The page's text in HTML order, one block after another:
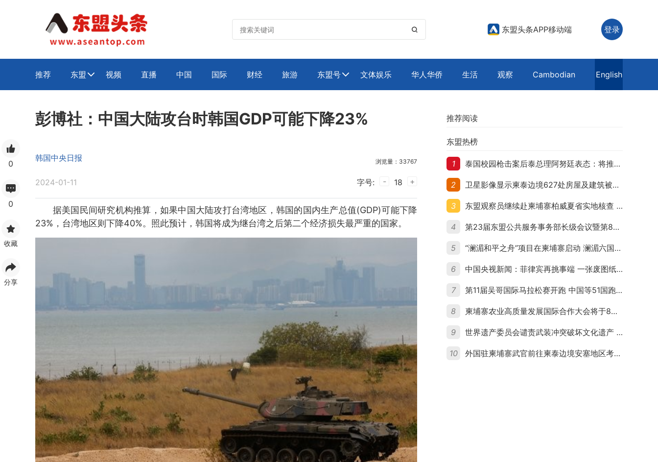
 东盟头条APP移动端 登录
推荐 东盟  视频 直播 中国 国际 财经 旅游 东盟号 文体娱乐 华人华侨 生活 观察 Cambodian English
0
0
收藏
分享
彭博社：中国大陆攻台时韩国GDP可能下降23%
韩国中央日报 浏览量：33767
2024-01-11 字号: - 18 +
据美国民间研究机构推算，如果中国大陆攻打台湾地区，韩国的国内生产总值(GDP)可能下降
23%，台湾地区则下降40%。照此预计，韩国将成为继台湾之后第二个经济损失最严重的国家。
推荐阅读
东盟热榜
1 泰国校园枪击案后泰总理阿努廷表态：将推动修法严控民众携枪
2 卫星影像显示柬泰边境627处房屋及建筑被夷平 人权组织呼吁保护平民财产
3 东盟观察员继续赴柬埔寨柏威夏省实地核查 走访遭袭柬埔寨平民村庄
4 第23届东盟公共服务事务部长级会议暨第8届东盟与中日韩公共服务事务部长级会议在柬埔寨暹粒开幕
5 “澜湄和平之舟”项目在柬埔寨启动 澜湄六国青年共话和平与发展
6 中国央视新闻：菲律宾再挑事端 一张废图纸划不走中国黄岩岛
7 第11届吴哥国际马拉松赛开跑 中国等51国跑者齐聚暹粒
8 柬埔寨农业高质量发展国际合作大会将于8月20日举行
9 世界遗产委员会谴责武装冲突破坏文化遗产 柬埔寨呼吁依法追责并加强国际合作
10 外国驻柬埔寨武官前往柬泰边境安塞地区考察 柬方介绍“危险握手”事件及边境情况